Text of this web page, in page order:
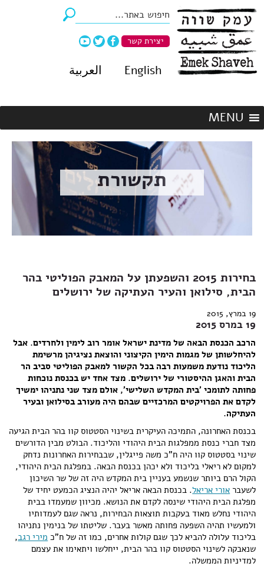
יצירת קשר
English العربية
תקשורת
בחירות 2015 והשפעתן על המאבק הפוליטי בהר
הבית, סילואן והעיר העתיקה של ירושלים
19 במרץ, 2015
19 במרס 2015
הרכב הכנסת הבאה של מדינת ישראל אומר רוב לימין ולחרדים. אבל
להיחלשותן של מגמות הימין הקיצוני והוצאת נציגיהן מרשימת
הליכוד נודעת משמעות רבה בכל הקשור למאבק הפוליטי סביב הר
הבית והאגן ההיסטורי של ירושלים. מצד אחד יש בכנסת נוכחות
פחותה לתומכי 'בית המקדש השלישי', אולם מצד שני נתניהו ימשיך
לקדם את הפרויקטים המרכזיים שבהם היה מעורב בסילואן ובעיר
העתיקה.
בכנסת האחרונה, התמיכה העיקרית בשינוי הסטטוס קוו בהר הבית הגיעה
מצד חברי כנסת ממפלגות הבית היהודי והליכוד. הבולט מבין הדורשים
שינוי בסטטוס קוו היה ח"כ משה פייגלין, שבבחירות האחרונות נדחק
למקום לא ריאלי בליכוד ולא יכהן בכנסת הבאה. במפלגת הבית היהודי,
הקול הרם ביותר שנשמע בעניין בית המקדש היה זה של שר השיכון
לשעבר אורי אריאל. בכנסת הבאה אריאל יהיה הנציג הכמעט יחיד של
מפלגת הבית היהודי שינסה לקדם את הנושא. מכיוון שמעמדו בבית
היהודי נחלש מאוד בעקבות תוצאות הבחירות, נראה שגם לעמדותיו
ולמעשיו תהיה השפעה פחותה מאשר בעבר. שליטתו של בנימין נתניהו
בליכוד עלולה להביא לכך שגם קולות אחרים, כמו זה של ח"כ מירי רגב,
שנאבקה לשינוי הסטטוס קוו בהר הבית, ייחלשו ויתאימו את עצמם
למדיניות הממשלה.